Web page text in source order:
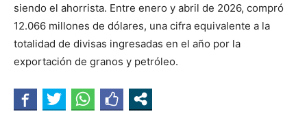
siendo el ahorrista. Entre enero y abril de 2026, compró
12.066 millones de dólares, una cifra equivalente a la
totalidad de divisas ingresadas en el año por la
exportación de granos y petróleo.